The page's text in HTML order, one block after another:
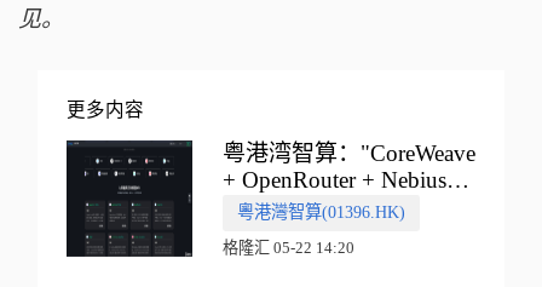
见。
更多内容
粤港湾智算："CoreWeave
+ OpenRouter + Nebius"
多向融合的中国智算新范
式
粵港灣智算(01396.HK)
格隆汇 05-22 14:20